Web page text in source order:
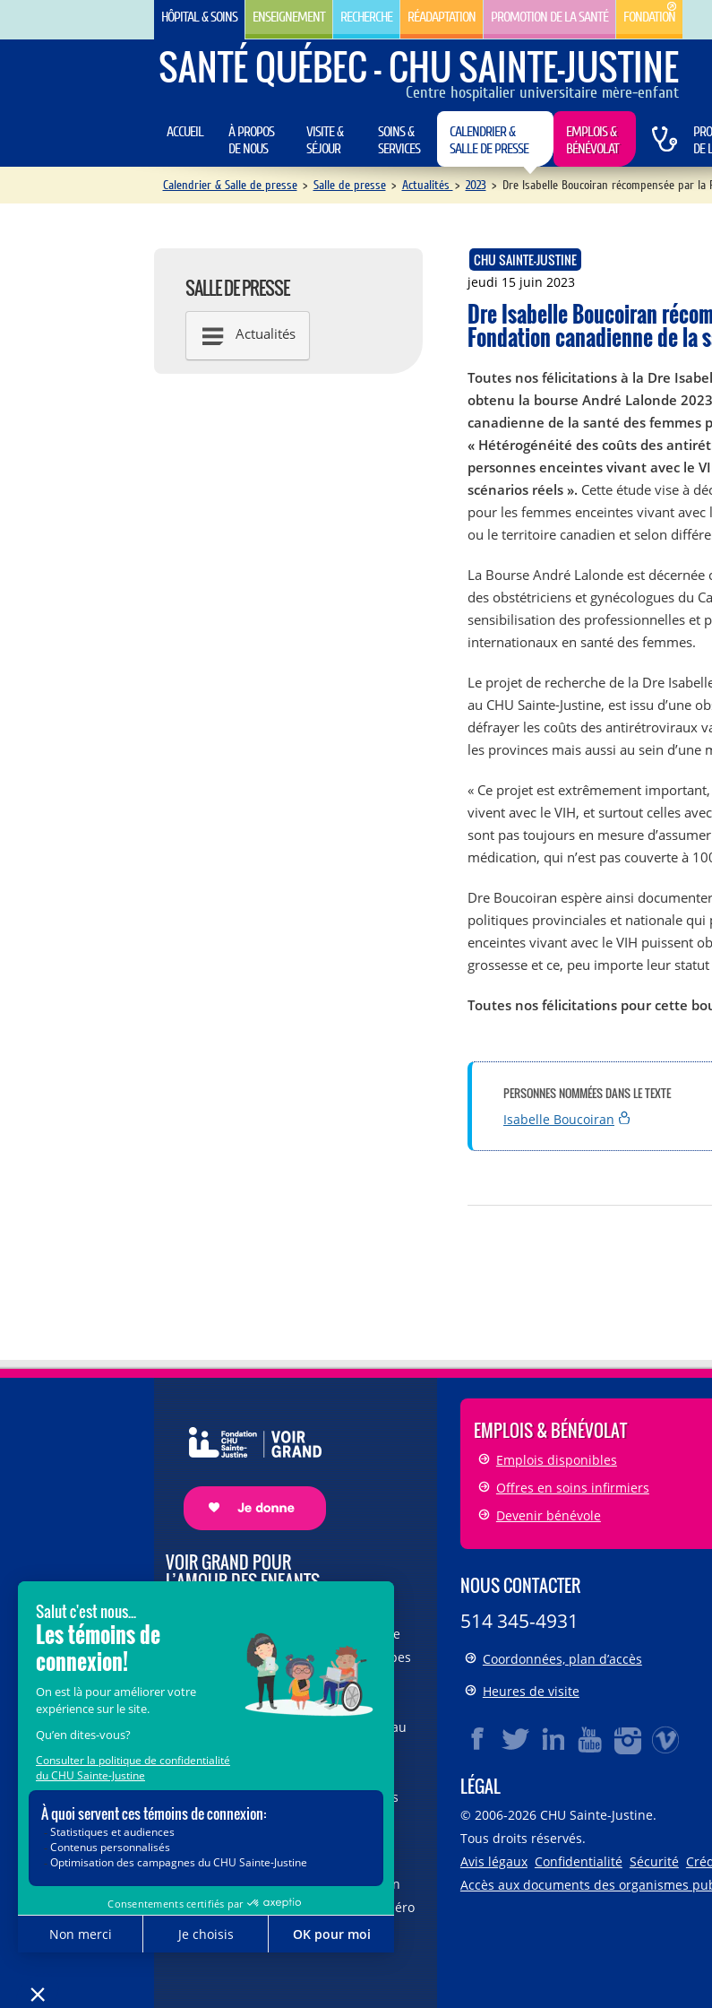
HÔPITAL & SOINS ENSEIGNEMENT RECHERCHE RÉADAPTATION PROMOTION DE LA SANTÉ FONDATION
SANTÉ QUÉBEC - CHU SAINTE-JUSTINE
Centre hospitalier universitaire mère-enfant
ACCUEIL
À PROPOS
DE NOUS
VISITE &
SÉJOUR
SOINS &
SERVICES
CALENDRIER &
SALLE DE PRESSE
EMPLOIS &
BÉNÉVOLAT
DE
Calendrier & Salle de presse > Salle de presse > Actualités > 2023 > Dre Isabelle Boucoiran récompensée par
SALLE DE PRESSE
Actualités
CHU SAINTE-JUSTINE
jeudi 15 juin 2023
Dre Isabelle Boucoiran
Fondation canadienne de la
Toutes nos félicitations à la Dre
obtenu la bourse André Lalonde
canadienne de la santé des femmes
« Hétérogénéité des coûts des
personnes enceintes vivant avec le
scénarios réels ». Cette étude vise à
pour les femmes enceintes vivant
ou le territoire canadien et selon
La Bourse André Lalonde est
des obstétriciens et gynécologues du
sensibilisation des professionnelles et
internationaux en santé des femmes.
Le projet de recherche de la Dre
au CHU Sainte-Justine, est issu d’une
défrayer les coûts des antirétroviraux
les provinces mais aussi au sein
« Ce projet est extrêmement
vivent avec le VIH, et surtout celles
sont pas toujours en mesure
médication, qui n’est pas couverte à
Dre Boucoiran espère ainsi
politiques provinciales et nationale qui
enceintes vivant avec le VIH puissent
grossesse et ce, peu importe leur
Toutes nos félicitations pour cette
PERSONNES NOMMÉES DANS LE TEXTE
Isabelle Boucoiran
VOIR GRAND POUR
L’AMOUR DES ENFANTS
vous au cœur de la campagne majeure
Voir Grand, nous conduisons les équipes
soignantes vers les opportunités de la
science et des nouvelles technologies
pour que chaque enfant, où qu’il soit au
Justine. Ensemble, unissons nos forces
pour leur avenir.
Merci de voir grand avec nous.
Vous pouvez également faire votre don
par la poste ou par téléphone au numéro
sans frais1-888-235-DONS (3667)
EMPLOIS & BÉNÉVOLAT
Emplois disponibles
Offres en soins infirmiers
Devenir bénévole
NOUS CONTACTER
514 345-4931
Coordonnées, plan d’accès
Heures de visite
LÉGAL
© 2006-2026CHU Sainte-Justine.
Tous droits réservés.
Avis légaux Confidentialité Sécurité
Accès aux documents des organismes